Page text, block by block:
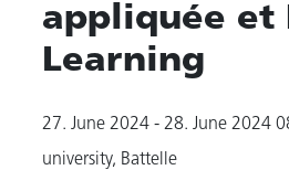
appliquée et
Learning
27. June 2024 - 28. June 2024
university, Battelle